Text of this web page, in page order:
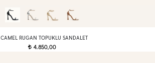
CAMEL RUGAN TOPUKLU SANDALET
t 4.850,00